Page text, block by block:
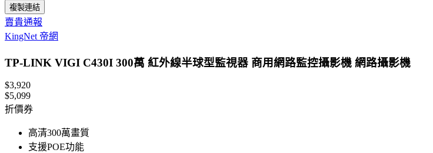
複製連結
賣貴通報
KingNet 帝網
TP-LINK VIGI C430I 300萬 紅外線半球型監視器 商用網路監控攝影機 網路攝影機
$3,920
$5,099
折價券
高清300萬畫質
支援POE功能